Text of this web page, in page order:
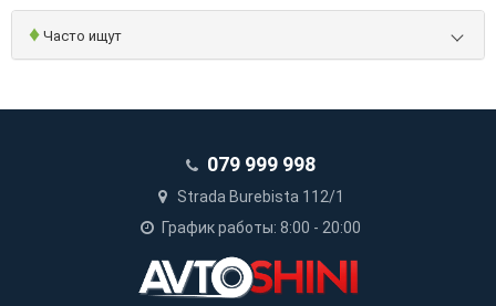
♦ Часто ищут
079 999 998
Strada Burebista 112/1
График работы: 8:00 - 20:00